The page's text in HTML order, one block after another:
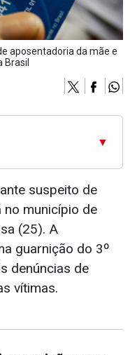
aposentadoria da mãe e
▼
suspeito de
no município de
(25). A
guarnição do 3º
denúncias de
vítimas.